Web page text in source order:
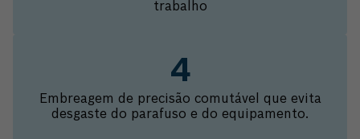
trabalho
Embreagem de precisão comutável que evita
desgaste do parafuso e do equipamento.